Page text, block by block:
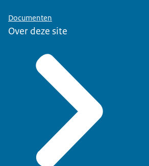
Documenten
Over deze site